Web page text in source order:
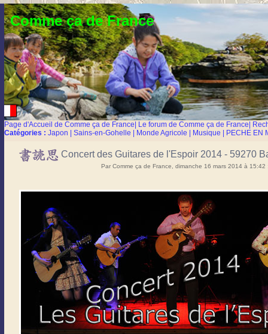
Comme ça de France
Page d'Accueil de Comme ça de France| Le forum de Comme ça de France|
Catégories : Japon |Sains-en-Gohelle | Monde Agricole | Musique | PECHE EN
Concert des Guitares de l'Espoir 2014 - 59270
Par Comme ça de France, dimanche 16 mars 2014 à 15:42